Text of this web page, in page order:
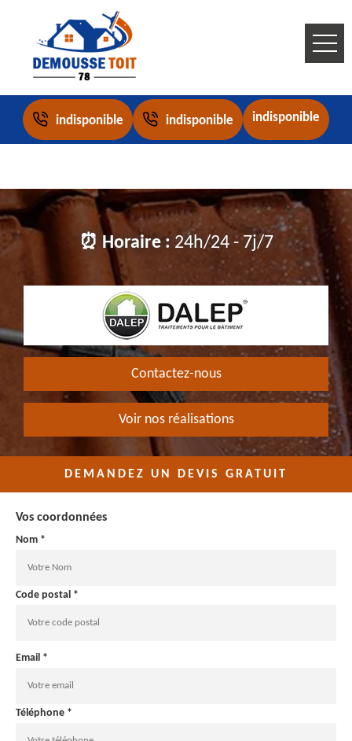
indisponible indisponible indisponible
⏰ Horaire : 24h/24 - 7j/7
Contactez-nous
Voir nos réalisations
DEMANDEZ UN DEVIS GRATUIT
Vos coordonnées
Nom *
Code postal *
Email *
Téléphone *